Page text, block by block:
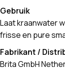
Gebruik
Laat kraanwater
frisse en pure
Fabrikant /
Brita GmbH